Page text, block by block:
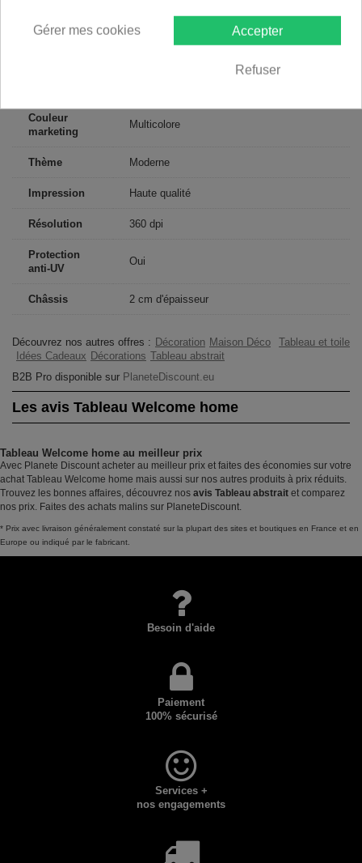
Couleur
marketing
Multicolore
Thème Moderne
Impression Haute qualité
Résolution 360 dpi
Protection
anti-UV
Oui
Châssis 2 cm d'épaisseur
Découvrez nos autres offres : Décoration Maison Déco
Tableau et toile
Idées Cadeaux Décorations Tableau abstrait
B2B Pro disponible sur PlaneteDiscount.eu
Les avis Tableau Welcome home
Tableau Welcome home au meilleur prix
Avec Planete Discount acheter au meilleur prix et faites des économies sur votre
achat Tableau Welcome home mais aussi sur nos autres produits à prix réduits.
Trouvez les bonnes affaires, découvrez nos avis Tableau abstrait et comparez
nos prix. Faites des achats malins sur PlaneteDiscount.
* Prix avec livraison généralement constaté sur la plupart des sites et boutiques en France et en
Europe ou indiqué par le fabricant.
Besoin d'aide
Paiement
100% sécurisé
Services +
nos engagements
Accepter
Refuser
Gérer mes cookies